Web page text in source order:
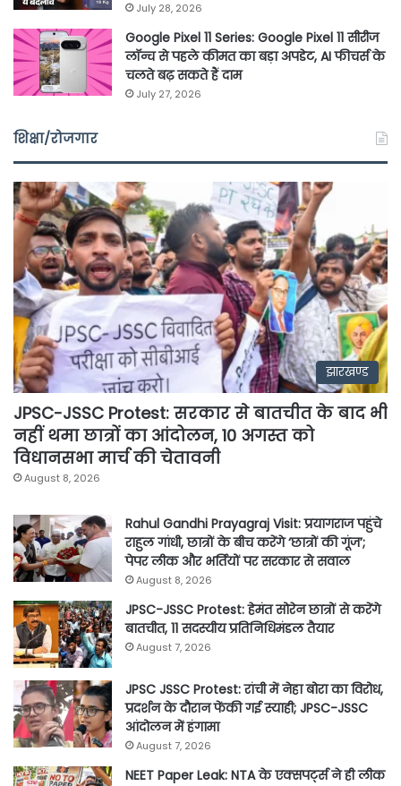
July 28, 2026
Google Pixel 11 Series: Google Pixel 11 सीरीज
लॉन्च से पहले कीमत का बड़ा अपडेट, AI फीचर्स के
चलते बढ़ सकते हैं दाम
July 27, 2026
शिक्षा/रोजगार
झारखण्ड
JPSC-JSSC Protest: सरकार से बातचीत के बाद भी
नहीं थमा छात्रों का आंदोलन, 10 अगस्त को
विधानसभा मार्च की चेतावनी
August 8, 2026
Rahul Gandhi Prayagraj Visit: प्रयागराज पहुंचे
राहुल गांधी, छात्रों के बीच करेंगे ‘छात्रों की गूंज’;
पेपर लीक और भर्तियों पर सरकार से सवाल
August 8, 2026
JPSC-JSSC Protest: हेमंत सोरेन छात्रों से करेंगे
बातचीत, 11 सदस्यीय प्रतिनिधिमंडल तैयार
August 7, 2026
JPSC JSSC Protest: रांची में नेहा बोरा का विरोध,
प्रदर्शन के दौरान फेंकी गई स्याही; JPSC-JSSC
आंदोलन में हंगामा
August 7, 2026
NEET Paper Leak: NTA के एक्सपर्ट्स ने ही लीक